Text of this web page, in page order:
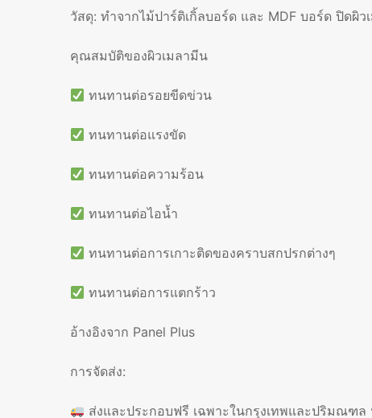
วัสดุ: ทำจากไม้ปาร์ติเกิ้ลบอร์ด และ MDF บอร์ด ปิดผิว
คุณสมบัติของผิวเมลามีน
ทนทานต่อรอยขีดข่วน
ทนทานต่อแรงขัด
ทนทานต่อความร้อน
ทนทานต่อไอน้ำ
ทนทานต่อการเกาะติดของคราบสกปรกต่างๆ
ทนทานต่อการแตกร้าว
อ้างอิงจาก Panel Plus
การจัดส่ง:
ส่งและประกอบฟรี เฉพาะในกรุงเทพและปริมณฑ